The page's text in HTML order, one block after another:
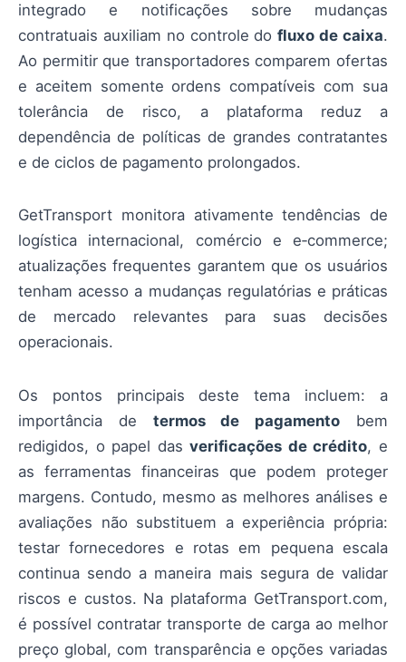
integrado e notificações sobre mudanças
contratuais auxiliam no controle dofluxo de caixa.
Ao permitir que transportadores comparem ofertas
e aceitem somente ordens compatíveis com sua
tolerância de risco, a plataforma reduz a
dependência de políticas de grandes contratantes
e de ciclos de pagamento prolongados.
GetTransport monitora ativamente tendências de
logística internacional, comércio e e‑commerce;
atualizações frequentes garantem que os usuários
tenham acesso a mudanças regulatórias e práticas
de mercado relevantes para suas decisões
operacionais.
Os pontos principais deste tema incluem: a
importância de termos de pagamento bem
redigidos, o papel dasverificações de crédito, e
as ferramentas financeiras que podem proteger
margens. Contudo, mesmo as melhores análises e
avaliações não substituem a experiência própria:
testar fornecedores e rotas em pequena escala
continua sendo a maneira mais segura de validar
riscos e custos. Na plataforma GetTransport.com,
é possível contratar transporte de carga ao melhor
preço global, com transparência e opções variadas